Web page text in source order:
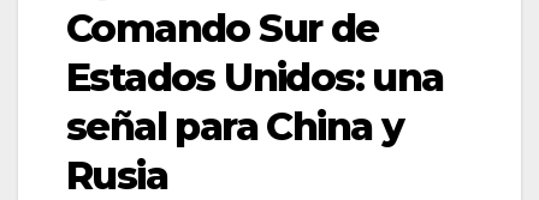
Comando Sur de
Estados Unidos: una
señal para China y
Rusia